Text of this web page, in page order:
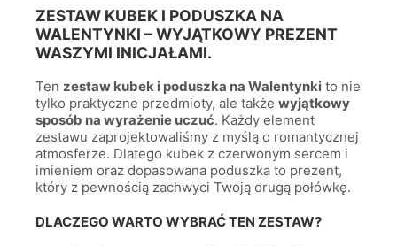
ZESTAW KUBEK I PODUSZKA NA
WALENTYNKI – WYJĄTKOWY PREZENT
WASZYMI INICJAŁAMI.
Ten zestaw kubek i poduszka na Walentynki to nie
tylko praktyczne przedmioty, ale także wyjątkowy
sposób na wyrażenie uczuć. Każdy element
zestawu zaprojektowaliśmy z myślą o romantycznej
atmosferze. Dlatego kubek z czerwonym sercem i
imieniem oraz dopasowana poduszka to prezent,
który z pewnością zachwyci Twoją drugą połówkę.
DLACZEGO WARTO WYBRAĆ TEN ZESTAW?